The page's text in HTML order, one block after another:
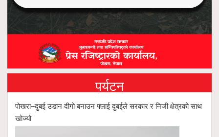
पर्यटन
पोखरा–दुबई उडान दीगो बनाउन फ्लाई दुबईले सरकार र निजी क्षेत्रको साथ
खोज्यो